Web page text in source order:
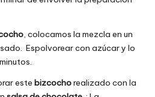
, colocamos la mezcla en un
Espolvorear con azúcar y lo
este bizcochorealizado con la